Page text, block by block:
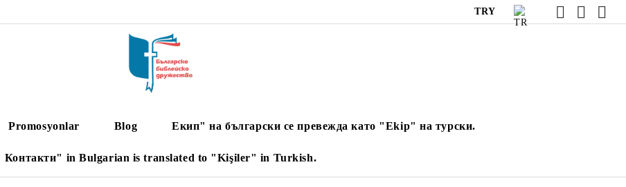
TRY
Promosyonlar Blog Екип" на български се превежда като "Ekip" на турски.
Контакти" in Bulgarian is translated to "Kişiler" in Turkish.